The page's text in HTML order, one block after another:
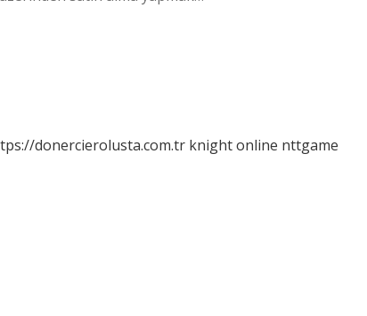
donercierolusta.com.tr knight online nttgame